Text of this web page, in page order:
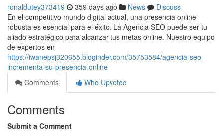
ronaldutey373419 359 days ago News
Discuss
En el competitivo mundo digital actual, una presencia online
robusta es esencial para el éxito. La Agencia SEO puede ser tu
aliado estratégico para alcanzar tus metas online. Nuestro equipo
de expertos en
https://iwanepsj320655.bloginder.com/35753584/agencia-seo-
incrementa-su-presencia-online
Comments
Who Upvoted
Comments
Submit a Comment